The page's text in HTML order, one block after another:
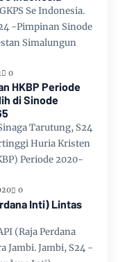
Se Indonesia.
-Pimpinan Sinode
Simalungun
0
HKBP Periode
di Sinode
Tarutung, S24
Huria Kristen
Periode 2020-
0
Inti) Lintas
(Raja Perdana
Jambi. Jambi, S24 -